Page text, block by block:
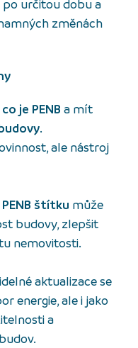
určitou dobu a
změnách
co je PENB a mít
.
ale nástroj
PENB štítku může
budovy, zlepšit
nemovitosti.
aktualizace se
energie, ale i jako
a